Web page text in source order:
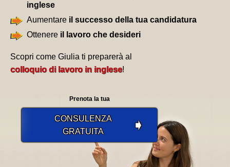
inglese
Aumentare il successo della tua candidatura
Ottenere il lavoro che desideri
Scopri come Giulia ti preparerà al
colloquio di lavoro in inglese!
Prenota la tua
CONSULENZA
GRATUITA
➧